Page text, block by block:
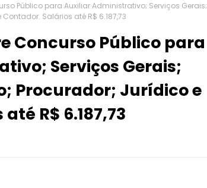
Público para Auxiliar Administrativo; Serviços Gerais;
Salários até R$ 6.187,73
Concurso Público para
Serviços Gerais;
Procurador; Jurídico e
R$ 6.187,73